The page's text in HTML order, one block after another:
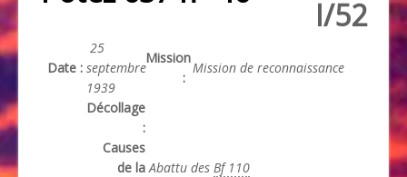
I/52
Date :
25
septembre
1939
Mission
:
Mission de reconnaissance
Décollage
:
Causes
de la Abattu des Bf 110